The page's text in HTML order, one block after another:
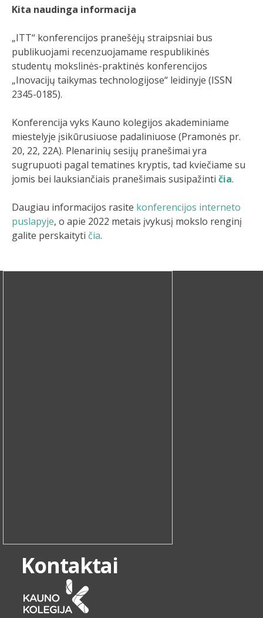
Kita naudinga informacija
„ITT“ konferencijos pranešėjų straipsniai bus
publikuojami recenzuojamame respublikinės
studentų mokslinės-praktinės konferencijos
„Inovacijų taikymas technologijose“ leidinyje (ISSN
2345-0185).
Konferencija vyks Kauno kolegijos akademiniame
miestelyje įsikūrusiuose padaliniuose (Pramonės pr.
20, 22, 22A). Plenarinių sesijų pranešimai yra
sugrupuoti pagal tematines kryptis, tad kviečiame su
jomis bei lauksiančiais pranešimais susipažinti čia.
Daugiau informacijos rasite konferencijos interneto
puslapyje, o apie 2022 metais įvykusį mokslo renginį
galite perskaityti čia.
Kontaktai